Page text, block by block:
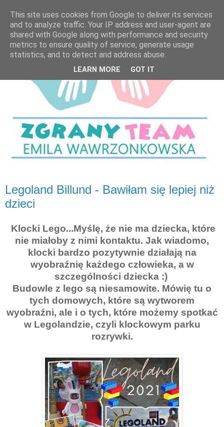
Legoland Billund - Bawiłam się lepiej niż
dzieci
Klocki Lego...Myślę, że nie ma dziecka, które
nie miałoby z nimi kontaktu. Jak wiadomo,
klocki bardzo pozytywnie działają na
wyobraźnię każdego człowieka, a w
szczególności dziecka :)
Budowle z lego są niesamowite. Mówię tu o
tych domowych, które są wytworem
wyobraźni, ale i o tych, które możemy spotkać
w Legolandzie, czyli klockowym parku
rozrywki.
This site uses cookies from Google to deliver its services
and to analyze traffic. Your IP address and user-agent are
shared with Google along with performance and security
metrics to ensure quality of service, generate usage
statistics, and to detect and address abuse.
LEARN MORE GOT IT